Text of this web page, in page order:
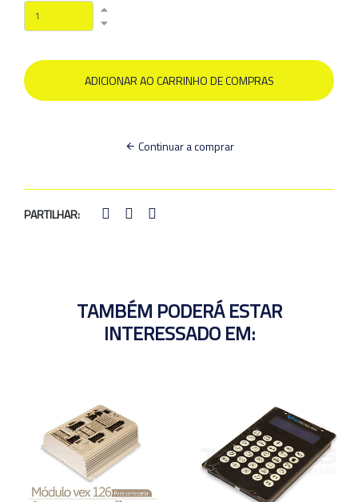
Continuar a comprar
PARTILHAR:
TAMBÉM PODERÁ ESTAR
INTERESSADO EM: